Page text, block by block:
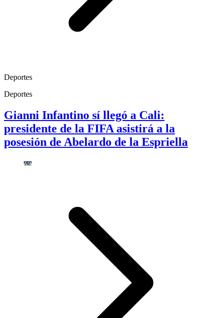
Deportes
Deportes
Gianni Infantino sí llegó a Cali:
presidente de la FIFA asistirá a la
posesión de Abelardo de la Espriella